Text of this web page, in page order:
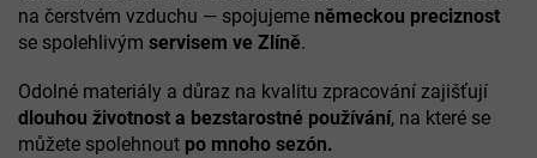
na čerstvém vzduchu — spojujeme německou preciznost
se spolehlivým servisem ve Zlíně.
Odolné materiály a důraz na kvalitu zpracování zajišťují
dlouhou životnost a bezstarostné používání, na které se
můžete spolehnout po mnoho sezón.